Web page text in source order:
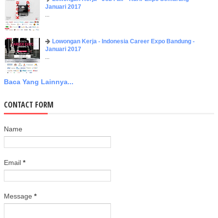
Januari 2017
...
Lowongan Kerja - Indonesia Career Expo Bandung -
Januari 2017
...
Baca Yang Lainnya...
CONTACT FORM
Name
Email *
Message *